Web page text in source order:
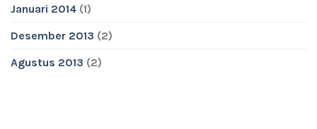
Januari 2014 (1)
Desember 2013 (2)
Agustus 2013 (2)